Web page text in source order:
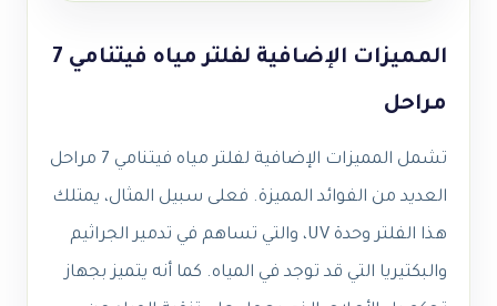
المميزات الإضافية لفلتر مياه فيتنامي 7
مراحل
تشمل المميزات الإضافية لفلتر مياه فيتنامي 7 مراحل
العديد من الفوائد المميزة. فعلى سبيل المثال، يمتلك
هذا الفلتر وحدة UV، والتي تساهم في تدمير الجراثيم
والبكتيريا التي قد توجد في المياه. كما أنه يتميز بجهاز